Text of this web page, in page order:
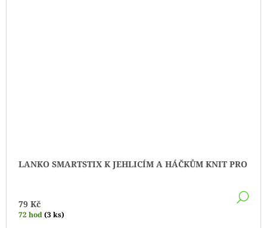
LANKO SMARTSTIX K JEHLICÍM A HÁČKŮM KNIT PRO
79 Kč
72 hod(3 ks)